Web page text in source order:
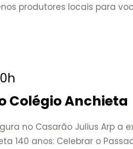
produtores locais para
Colégio Anchieta
no Casarão Julius Arp a
140 anos: Celebrar o